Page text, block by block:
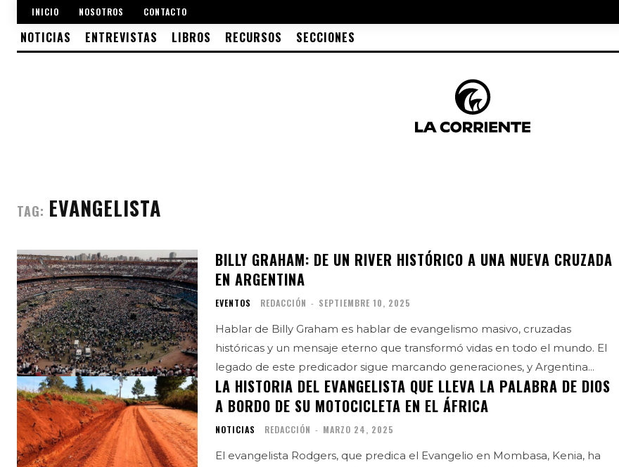
INICIO NOSOTROS CONTACTO
NOTICIAS ENTREVISTAS LIBROS RECURSOS SECCIONES
TAG: EVANGELISTA
BILLY GRAHAM: DE UN RIVER HISTÓRICO A UNA NUEVA CRUZADA
EN ARGENTINA
EVENTOS REDACCIÓN - SEPTIEMBRE 10, 2025
Hablar de Billy Graham es hablar de evangelismo masivo, cruzadas
históricas y un mensaje eterno que transformó vidas en todo el mundo. El
legado de este predicador sigue marcando generaciones, y Argentina...
LA HISTORIA DEL EVANGELISTA QUE LLEVA LA PALABRA DE DIOS
A BORDO DE SU MOTOCICLETA EN EL ÁFRICA
NOTICIAS REDACCIÓN - MARZO 24, 2025
El evangelista Rodgers, que predica el Evangelio en Mombasa, Kenia, ha